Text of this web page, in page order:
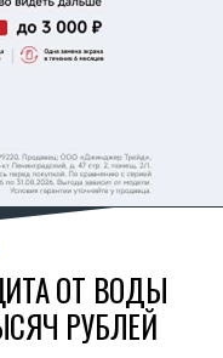
ОТ ВОДЫ
РУБЛЕЙ